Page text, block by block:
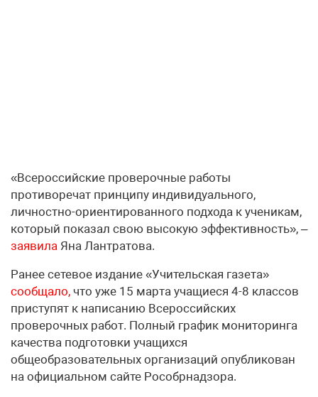
«Всероссийские проверочные работы
противоречат принципу индивидуального,
личностно-ориентированного подхода к ученикам,
который показал свою высокую эффективность», –
заявила Яна Лантратова.
Ранее сетевое издание «Учительская газета»
сообщало, что уже 15 марта учащиеся 4-8 классов
приступят к написанию Всероссийских
проверочных работ. Полный график мониторинга
качества подготовки учащихся
общеобразовательных организаций опубликован
на официальном сайте Рособрнадзора.